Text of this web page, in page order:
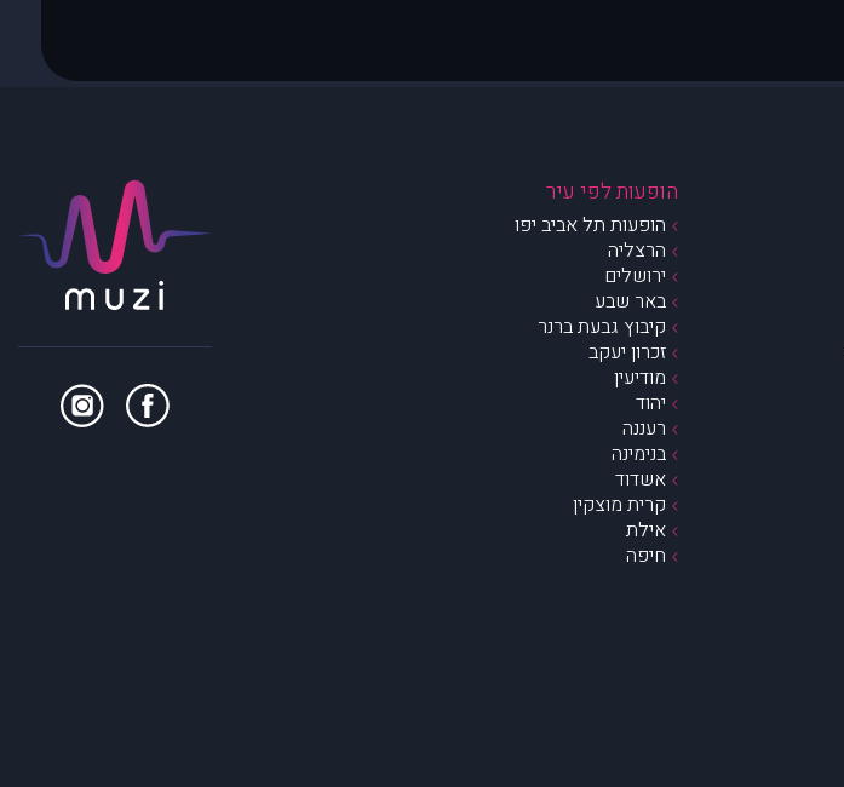
הופעות לפי עיר
הופעות תל אביב יפו
הרצליה
ירושלים
באר שבע
קיבוץ גבעת ברנר
זכרון יעקב
מודיעין
יהוד
רעננה
בנימינה
אשדוד
קרית מוצקין
אילת
חיפה